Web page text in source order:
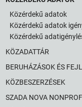
Közérdekű adatok
Közérdekű adatok
Közérdekű
KÖZADATTÁR
BERUHÁZÁSOK ÉS
KÖZBESZERZÉSEK
SZADA NOVA